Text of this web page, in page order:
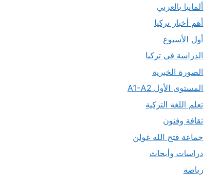
ألمانيا بالعربي
أهم أخبار تركيا
أول الأسبوع
الدراسة في تركيا
الصورة الخبرية
المستوى الأول A1-A2
تعلم اللغة التركية
ثقافة وفنون
جماعة فتح الله غولن
دراسات وأبحاث
رياضة